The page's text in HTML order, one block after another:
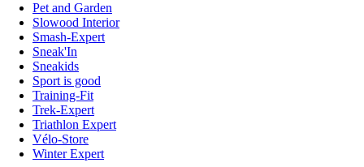
Pet and Garden
Slowood Interior
Smash-Expert
Sneak'In
Sneakids
Sport is good
Training-Fit
Trek-Expert
Triathlon Expert
Vélo-Store
Winter Expert